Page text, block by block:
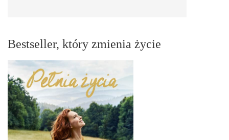
Bestseller, który zmienia życie